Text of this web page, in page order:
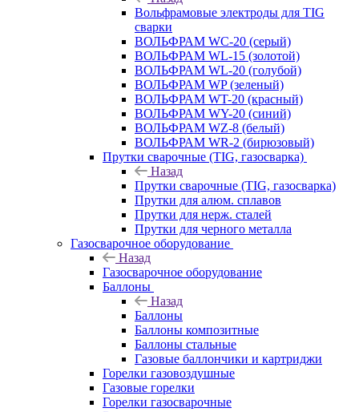
Вольфрамовые электроды для TIG
сварки
ВОЛЬФРАМ WC-20 (серый)
ВОЛЬФРАМ WL-15 (золотой)
ВОЛЬФРАМ WL-20 (голубой)
ВОЛЬФРАМ WP (зеленый)
ВОЛЬФРАМ WT-20 (красный)
ВОЛЬФРАМ WY-20 (синий)
ВОЛЬФРАМ WZ-8 (белый)
ВОЛЬФРАМ WR-2 (бирюзовый)
Прутки сварочные (TIG, газосварка)
Назад
Прутки сварочные (TIG, газосварка)
Прутки для алюм. сплавов
Прутки для нерж. сталей
Прутки для черного металла
Газосварочное оборудование
Назад
Газосварочное оборудование
Баллоны
Назад
Баллоны
Баллоны композитные
Баллоны стальные
Газовые баллончики и картриджи
Горелки газовоздушные
Газовые горелки
Горелки газосварочные